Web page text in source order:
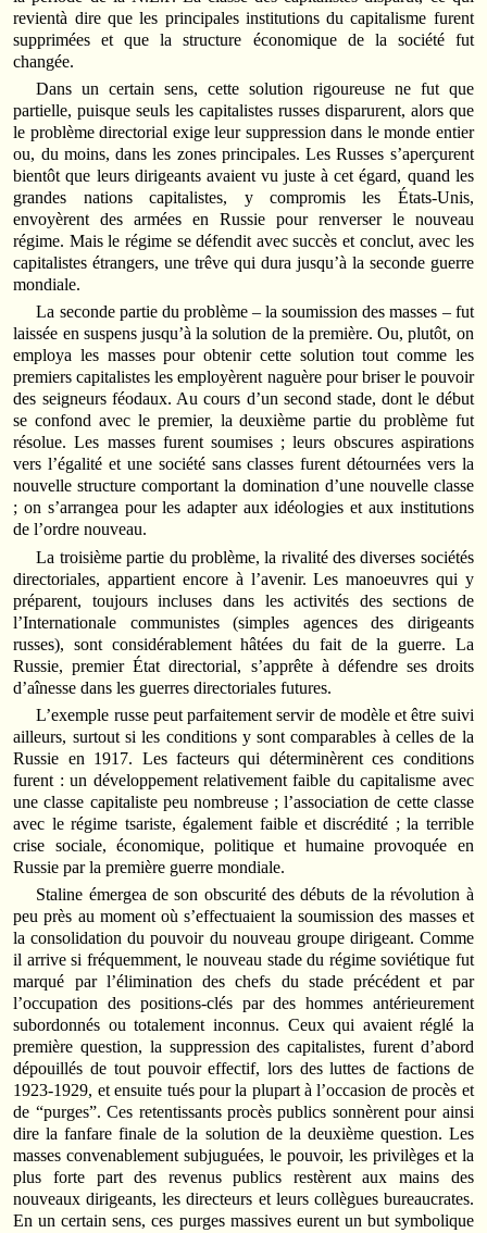
revientà dire que les principales institutions du capitalisme furent
supprimées et que la structure économique de la société fut
changée.
Dans un certain sens, cette solution rigoureuse ne fut que
partielle, puisque seuls les capitalistes russes disparurent, alors que
le problème directorial exige leur suppression dans le monde entier
ou, du moins, dans les zones principales. Les Russes s’aperçurent
bientôt que leurs dirigeants avaient vu juste à cet égard, quand les
grandes nations capitalistes, y compromis les États-Unis,
envoyèrent des armées en Russie pour renverser le nouveau
régime. Mais le régime se défendit avec succès et conclut, avec les
capitalistes étrangers, une trêve qui dura jusqu’à la seconde guerre
mondiale.
La seconde partie du problème – la soumission des masses – fut
laissée en suspens jusqu’à la solution de la première. Ou, plutôt, on
employa les masses pour obtenir cette solution tout comme les
premiers capitalistes les employèrent naguère pour briser le pouvoir
des seigneurs féodaux. Au cours d’un second stade, dont le début
se confond avec le premier, la deuxième partie du problème fut
résolue. Les masses furent soumises ; leurs obscures aspirations
vers l’égalité et une société sans classes furent détournées vers la
nouvelle structure comportant la domination d’une nouvelle classe
; on s’arrangea pour les adapter aux idéologies et aux institutions
de l’ordre nouveau.
La troisième partie du problème, la rivalité des diverses sociétés
directoriales, appartient encore à l’avenir. Les manoeuvres qui y
préparent, toujours incluses dans les activités des sections de
l’Internationale communistes (simples agences des dirigeants
russes), sont considérablement hâtées du fait de la guerre. La
Russie, premier État directorial, s’apprête à défendre ses droits
d’aînesse dans les guerres directoriales futures.
L’exemple russe peut parfaitement servir de modèle et être suivi
ailleurs, surtout si les conditions y sont comparables à celles de la
Russie en 1917. Les facteurs qui déterminèrent ces conditions
furent : un développement relativement faible du capitalisme avec
une classe capitaliste peu nombreuse ; l’association de cette classe
avec le régime tsariste, également faible et discrédité ; la terrible
crise sociale, économique, politique et humaine provoquée en
Russie par la première guerre mondiale.
Staline émergea de son obscurité des débuts de la révolution à
peu près au moment où s’effectuaient la soumission des masses et
la consolidation du pouvoir du nouveau groupe dirigeant. Comme
il arrive si fréquemment, le nouveau stade du régime soviétique fut
marqué par l’élimination des chefs du stade précédent et par
l’occupation des positions-clés par des hommes antérieurement
subordonnés ou totalement inconnus. Ceux qui avaient réglé la
première question, la suppression des capitalistes, furent d’abord
dépouillés de tout pouvoir effectif, lors des luttes de factions de
1923-1929, et ensuite tués pour la plupart à l’occasion de procès et
de “purges”. Ces retentissants procès publics sonnèrent pour ainsi
dire la fanfare finale de la solution de la deuxième question. Les
masses convenablement subjuguées, le pouvoir, les privilèges et la
plus forte part des revenus publics restèrent aux mains des
nouveaux dirigeants, les directeurs et leurs collègues bureaucrates.
En un certain sens, ces purges massives eurent un but symbolique